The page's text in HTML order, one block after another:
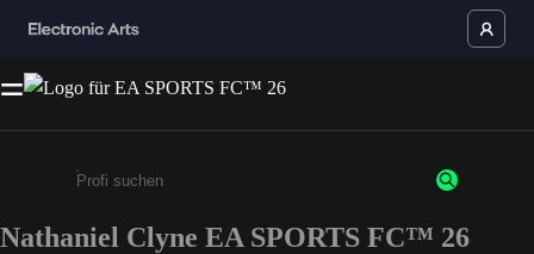
Gib mindestens 3 Zeichen oder Ziffern ein
Nathaniel Clyne EA SPORTS FC™ 26